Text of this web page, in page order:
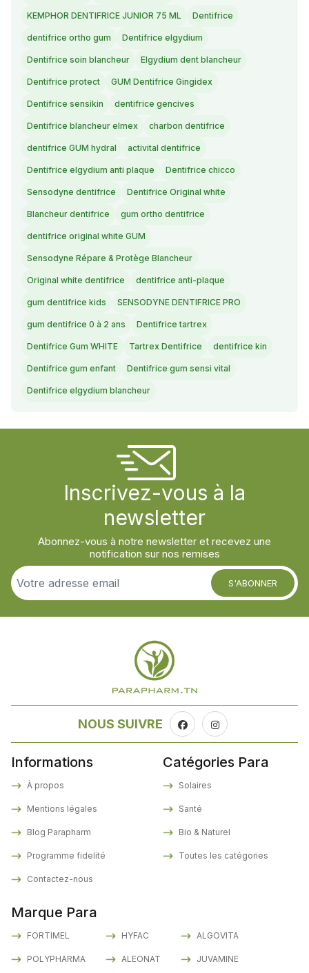
KEMPHOR DENTIFRICE JUNIOR 75 ML Dentifrice
dentifrice ortho gum Dentifrice elgydium
Dentifrice soin blancheur Elgydium dent blancheur
Dentifrice protect GUM Dentifrice Gingidex
Dentifrice sensikin dentifrice gencives
Dentifrice blancheur elmex charbon dentifrice
dentifrice GUM hydral activital dentifrice
Dentifrice elgydium anti plaque Dentifrice chicco
Sensodyne dentifrice Dentifrice Original white
Blancheur dentifrice gum ortho dentifrice
dentifrice original white GUM
Sensodyne Répare & Protège Blancheur
Original white dentifrice dentifrice anti-plaque
gum dentifrice kids SENSODYNE DENTIFRICE PRO
gum dentifrice 0 à 2 ans Dentifrice tartrex
Dentifrice Gum WHITE Tartrex Dentifrice dentifrice kin
Dentifrice gum enfant Dentifrice gum sensi vital
Dentifrice elgydium blancheur
Inscrivez-vous à la
newsletter
Abonnez-vous à notre newsletter et recevez une
notification sur nos remises
S'ABONNER
NOUS SUIVRE
Informations
À propos
Mentions légales
Blog Parapharm
Programme fidelité
Contactez-nous
Marque Para
FORTIMEL
POLYPHARMA
HYFAC
ALEONAT
ALGOVITA
JUVAMINE
Catégories Para
Solaires
Santé
Bio & Naturel
Toutes les catégories